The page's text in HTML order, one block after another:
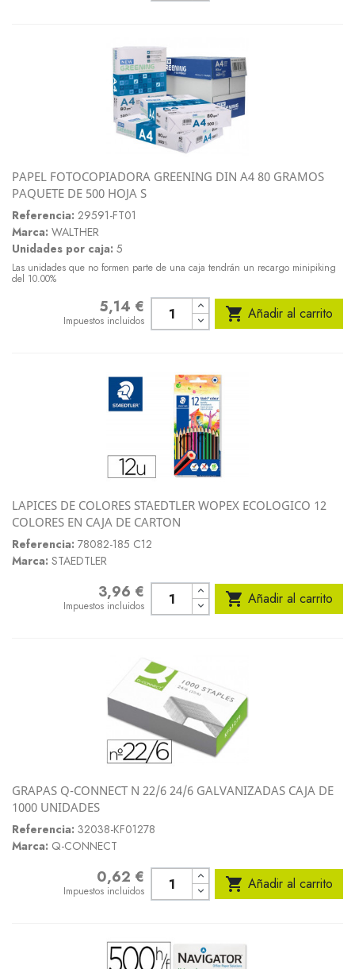
PAPEL FOTOCOPIADORA GREENING DIN A4 80 GRAMOS
PAQUETE DE 500 HOJA S
Referencia: 29591-FT01
Marca: WALTHER
Unidades por caja: 5
Las unidades que no formen parte de una caja tendrán un recargo minipiking
del 10.00%
5,14 €
Impuestos incluidos  Añadir al carrito
LAPICES DE COLORES STAEDTLER WOPEX ECOLOGICO 12
COLORES EN CAJA DE CARTON
Referencia: 78082-185 C12
Marca: STAEDTLER
3,96 €
Impuestos incluidos  Añadir al carrito
GRAPAS Q-CONNECT N 22/6 24/6 GALVANIZADAS CAJA DE
1000 UNIDADES
Referencia: 32038-KF01278
Marca: Q-CONNECT
0,62 €
Impuestos incluidos  Añadir al carrito